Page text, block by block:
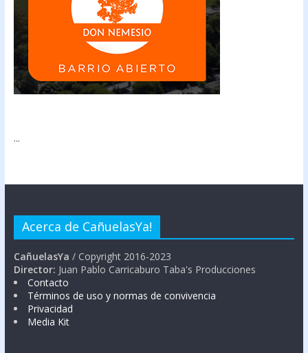
...
Acerca de CañuelasYa!
CañuelasYa / Copyright 2016-2023
Director: Juan Pablo Carricaburo Taba's Producciones
Contacto
Términos de uso y normas de convivencia
Privacidad
Media Kit